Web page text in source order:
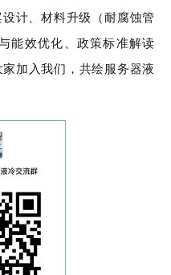
计、材料升级（耐腐蚀管
能效优化、政策标准解读
加入我们，共绘服务器液